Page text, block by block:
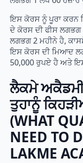
ਇਸ ਕੋਰਸ ਨੂੰ ਪੂਰਾ ਕਰਨ
ਦੇ ਕੋਰਸ ਦੀ ਫੀਸ
ਲਗਭਗ 2 ਮਹੀਨੇ ਹੈ,
ਇਸ ਕੋਰਸ ਦੀ ਮਿਆਦ
50,000 ਰੁਪਏ ਹੈ ਅਤੇ
ਲੈਕਮੇ
ਤੁਹਾਨੂੰ
(WHAT
NEED TO
LAKME